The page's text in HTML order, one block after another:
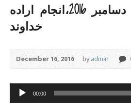
نان روزانه 16 دسامبر 2016،انجام اراده
خداوند
December 16, 2016 byadmin
Audio
Player
00:00